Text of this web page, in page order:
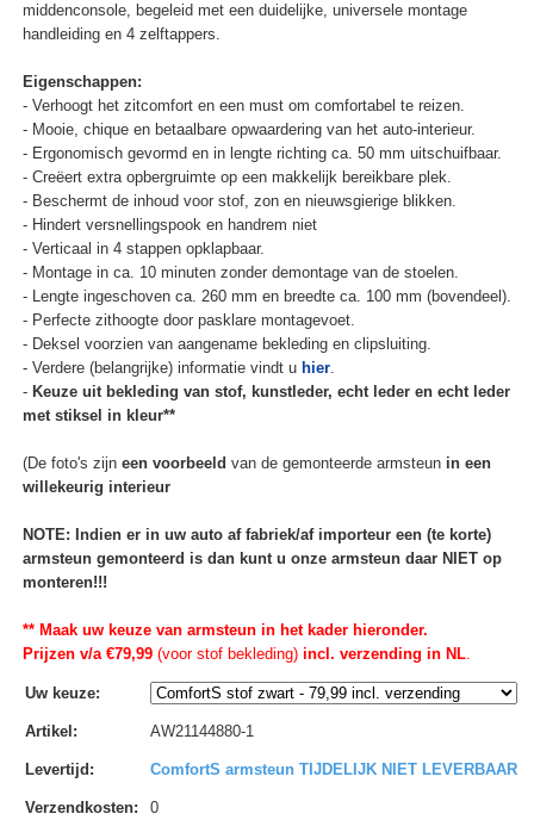
middenconsole, begeleid met een duidelijke, universele montage
handleiding en 4 zelftappers.
Eigenschappen:
- Verhoogt het zitcomfort en een must om comfortabel te reizen.
- Mooie, chique en betaalbare opwaardering van het auto-interieur.
- Ergonomisch gevormd en in lengte richting ca. 50 mm uitschuifbaar.
- Creëert extra opbergruimte op een makkelijk bereikbare plek.
- Beschermt de inhoud voor stof, zon en nieuwsgierige blikken.
- Hindert versnellingspook en handrem niet
- Verticaal in 4 stappen opklapbaar.
- Montage in ca. 10 minuten zonder demontage van de stoelen.
- Lengte ingeschoven ca. 260 mm en breedte ca. 100 mm (bovendeel).
- Perfecte zithoogte door pasklare montagevoet.
- Deksel voorzien van aangename bekleding en clipsluiting.
- Verdere (belangrijke) informatie vindt u hier.
- Keuze uit bekleding van stof, kunstleder, echt leder en echt leder
met stiksel in kleur**
(De foto's zijn een voorbeeld van de gemonteerde armsteun in een
willekeurig interieur
NOTE: Indien er in uw auto af fabriek/af importeur een (te korte)
armsteun gemonteerd is dan kunt u onze armsteun daar NIET op
monteren!!!
** Maak uw keuze van armsteun in het kader hieronder.
Prijzen v/a €79,99(voor stof bekleding)incl. verzending in NL.
Uw keuze:
Artikel : AW21144880-1
Levertijd : ComfortS armsteun TIJDELIJK NIET LEVERBAAR
Verzendkosten: 0